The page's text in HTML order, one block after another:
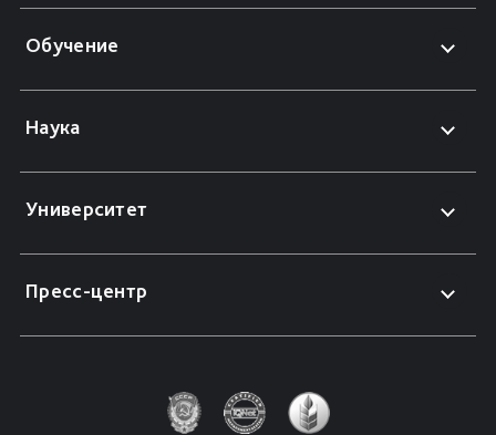
Обучение
Наука
Университет
Пресс-центр